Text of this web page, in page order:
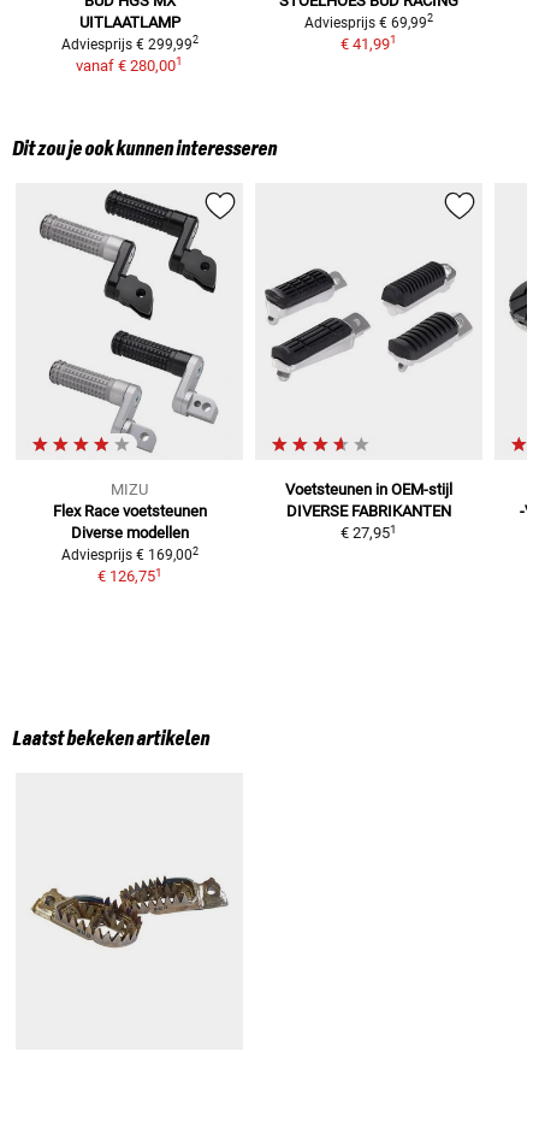
UITLAATLAMP
Adviesprijs € 299,992
vanaf € 280,001
Adviesprijs € 69,992
€ 41,991
Dit zou je ook kunnen interesseren
MIZU
Flex Race voetsteunen
Diverse modellen
Adviesprijs € 169,002
€ 126,751
Voetsteunen in OEM-stijl
DIVERSE FABRIKANTEN
€ 27,951
-
Laatst bekeken artikelen